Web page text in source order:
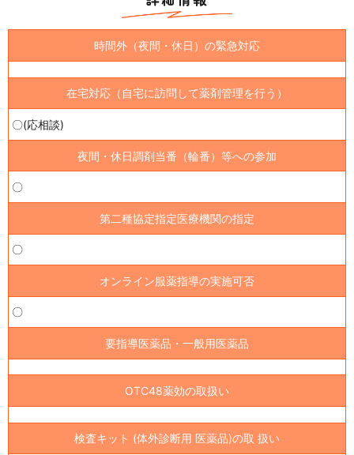
時間外（夜間・休日）の緊急対応
在宅対応（自宅に訪問して薬剤管理を行う）
〇(応相談)
夜間・休日調剤当番（輪番）等への参加
〇
第二種協定指定医療機関の指定
〇
オンライン服薬指導の実施可否
〇
要指導医薬品・一般用医薬品
OTC48薬効の取扱い
検査キット (体外診断用 医薬品)の取 扱い